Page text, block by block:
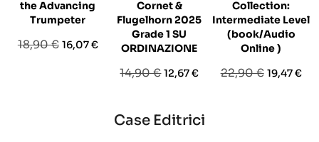
the Advancing
Trumpeter
Prezzo
18,90 € Prezzo
16,07 €
Cornet &
Flugelhorn 2025
Grade 1 SU
ORDINAZIONE
Prezzo
14,90 €Prezzo
12,67 €
Collection:
Intermediate Level
(book/Audio
Online )
Prezzo
22,90 € Prezzo
19,47 €
Case Editrici